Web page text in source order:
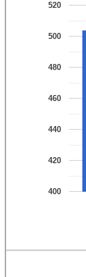
400
420
440
460
480
500
520